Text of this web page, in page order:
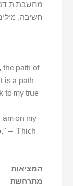
מחשבתית
חשיבה,
the path of
is a path
to my true
am on my
– Thich
המציאות
מתרחשת